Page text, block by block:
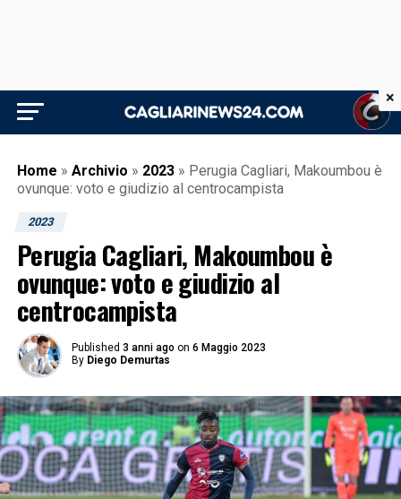
Home » Archivio » 2023 » Perugia Cagliari, Makoumbou è
ovunque: voto e giudizio al centrocampista
2023
Perugia Cagliari, Makoumbou è
ovunque: voto e giudizio al
centrocampista
Published 3 anni ago on 6 Maggio 2023
By Diego Demurtas
×